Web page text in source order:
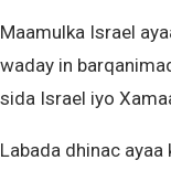
Maamulka Israel
waday in
sida Israel iyo
Labada dhinac